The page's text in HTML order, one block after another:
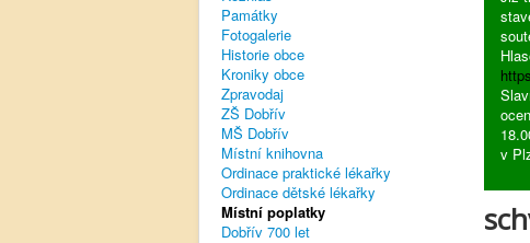
Památky
Fotogalerie
Historie obce
Kroniky obce
Zpravodaj
ZŠ Dobřív
MŠ Dobřív
Místní knihovna
Ordinace praktické lékařky
Ordinace dětské lékařky
Místní poplatky
Dobřív 700 let
v